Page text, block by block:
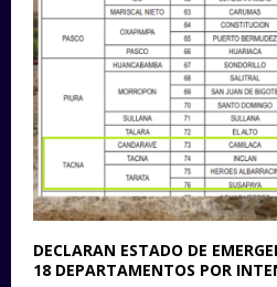
DECLARAN ESTADO DE
18 DEPARTAMENTOS POR